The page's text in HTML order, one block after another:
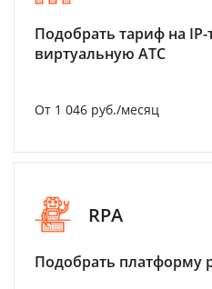
Подобрать тариф на
виртуальную АТС
От 1 046 руб./месяц
RPA
Подобрать платформу